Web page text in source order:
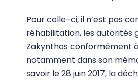
Pour celle-ci, il n’est pas
réhabilitation, les autorités
Zakynthos conformément à
notamment dans son
savoir le 28 juin 2017, la